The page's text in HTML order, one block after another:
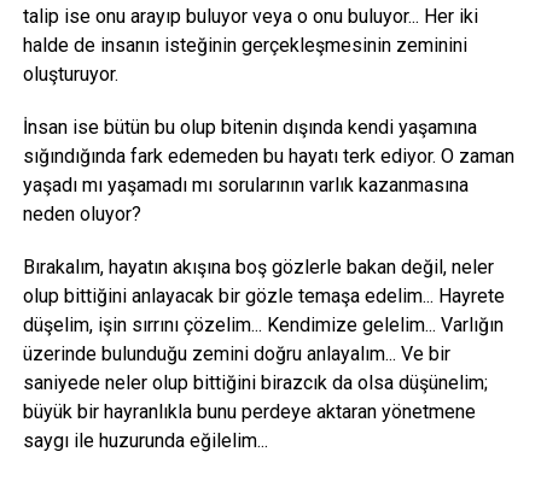
talip ise onu arayıp buluyor veya o onu buluyor... Her iki
halde de insanın isteğinin gerçekleşmesinin zeminini
oluşturuyor.
İnsan ise bütün bu olup bitenin dışında kendi yaşamına
sığındığında fark edemeden bu hayatı terk ediyor. O zaman
yaşadı mı yaşamadı mı sorularının varlık kazanmasına
neden oluyor?
Bırakalım, hayatın akışına boş gözlerle bakan değil, neler
olup bittiğini anlayacak bir gözle temaşa edelim... Hayrete
düşelim, işin sırrını çözelim... Kendimize gelelim... Varlığın
üzerinde bulunduğu zemini doğru anlayalım... Ve bir
saniyede neler olup bittiğini birazcık da olsa düşünelim;
büyük bir hayranlıkla bunu perdeye aktaran yönetmene
saygı ile huzurunda eğilelim...